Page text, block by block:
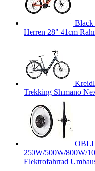
Black
Herren 28" 41cm
Trekking Shimano
250W/500W/800W/
Elektrofahrrad